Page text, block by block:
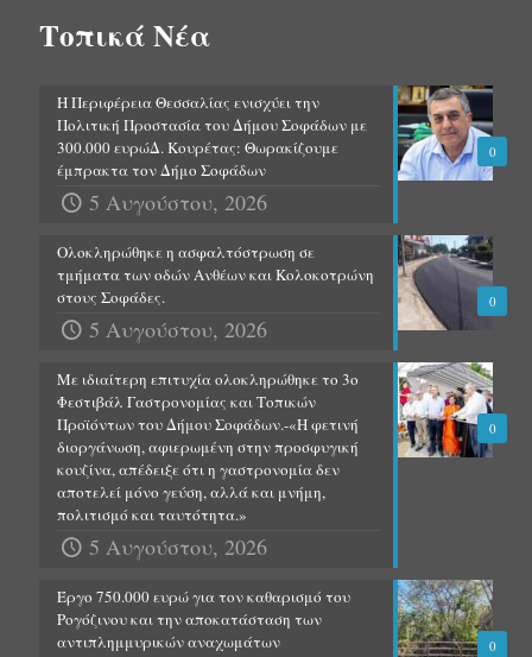
Τοπικά Νέα
0
Η Περιφέρεια Θεσσαλίας ενισχύει την
Πολιτική Προστασία του Δήμου Σοφάδων με
300.000 ευρώΔ. Κουρέτας: Θωρακίζουμε
έμπρακτα τον Δήμο Σοφάδων
5 Αυγούστου, 2026
0
Ολοκληρώθηκε η ασφαλτόστρωση σε
τμήματα των οδών Ανθέων και Κολοκοτρώνη
στους Σοφάδες.
5 Αυγούστου, 2026
0
Με ιδιαίτερη επιτυχία ολοκληρώθηκε το 3ο
Φεστιβάλ Γαστρονομίας και Τοπικών
Προϊόντων του Δήμου Σοφάδων.-«Η φετινή
διοργάνωση, αφιερωμένη στην προσφυγική
κουζίνα, απέδειξε ότι η γαστρονομία δεν
αποτελεί μόνο γεύση, αλλά και μνήμη,
πολιτισμό και ταυτότητα.»
5 Αυγούστου, 2026
0
Έργο 750.000 ευρώ για τον καθαρισμό του
Ρογόζινου και την αποκατάσταση των
αντιπλημμυρικών αναχωμάτων